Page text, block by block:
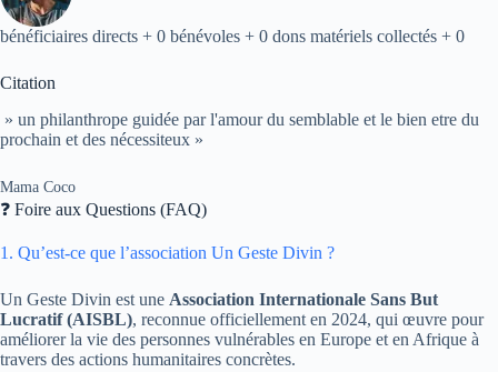
bénéficiaires directs + 0 bénévoles + 0 dons matériels collectés + 0
Citation
» un philanthrope guidée par l'amour du semblable et le bien etre du
prochain et des nécessiteux »
Mama Coco
❓ Foire aux Questions (FAQ)
1. Qu’est-ce que l’association Un Geste Divin ?
Un Geste Divin est une Association Internationale Sans But
Lucratif (AISBL), reconnue officiellement en 2024, qui œuvre pour
améliorer la vie des personnes vulnérables en Europe et en Afrique à
travers des actions humanitaires concrètes.